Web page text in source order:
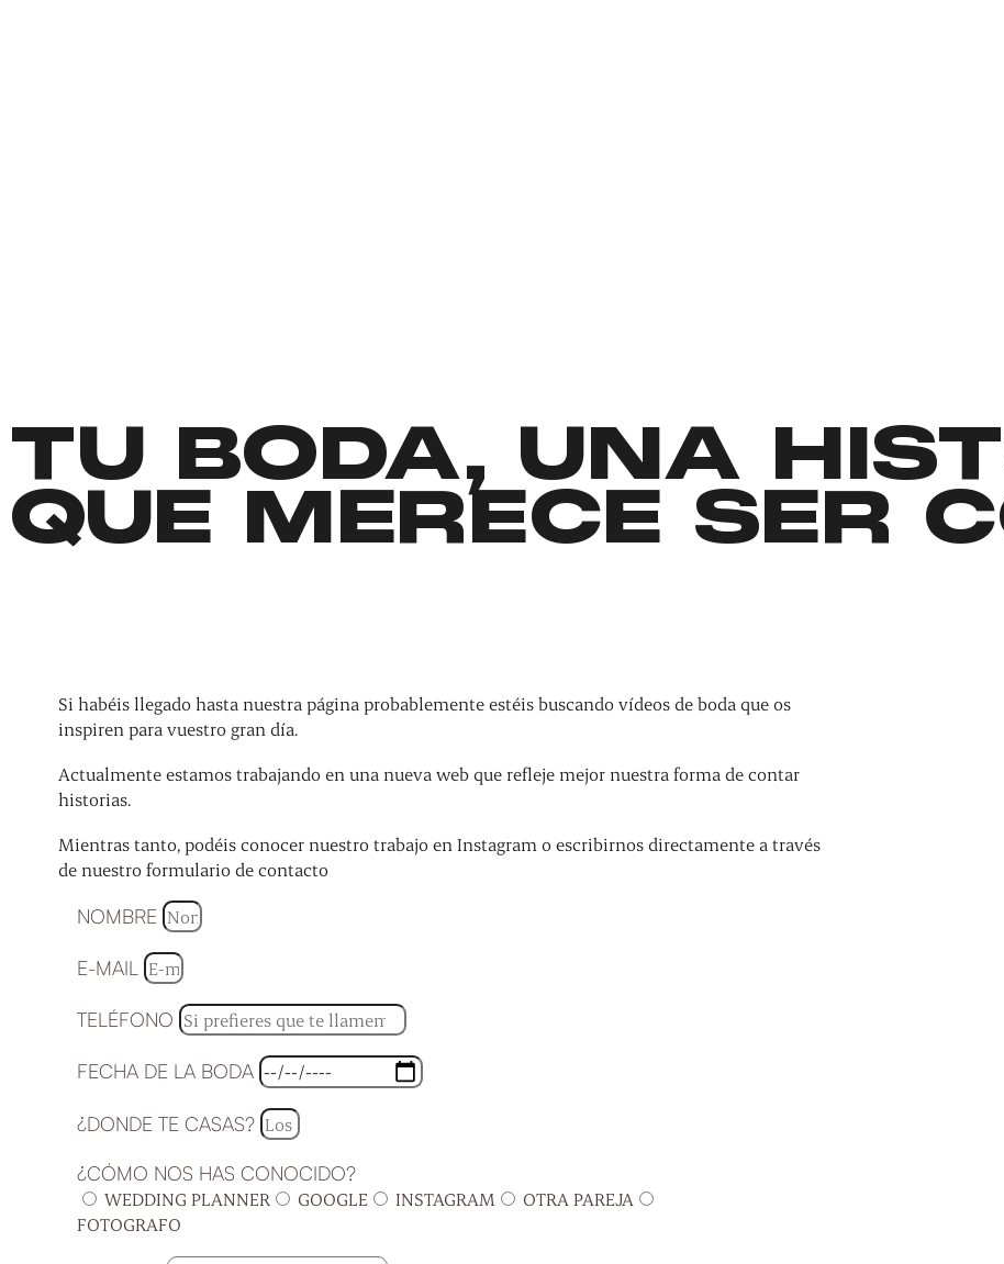
TU BODA, UNA
QUE MERECE SER
Si habéis llegado hasta nuestra página probablemente estéis buscando vídeos de boda que os
inspiren para vuestro gran día.
Actualmente estamos trabajando en una nueva web que refleje mejor nuestra forma de contar
historias.
Mientras tanto, podéis conocer nuestro trabajo en Instagram o escribirnos directamente a través
de nuestro formulario de contacto
NOMBRE
E-MAIL
TELÉFONO
FECHA DE LA BODA
¿DONDE TE CASAS?
¿CÓMO NOS HAS CONOCIDO?
WEDDING PLANNER GOOGLE INSTAGRAM
OTRA PAREJA
FOTOGRAFO